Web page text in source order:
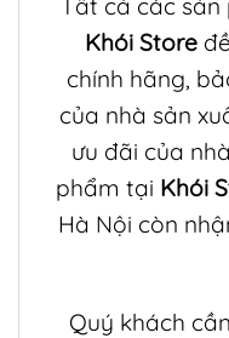
Tất cả các
Khói Store
chính hãng,
của nhà sản
ưu đãi của
phẩm tại Khói
Hà Nội còn
Quý khách